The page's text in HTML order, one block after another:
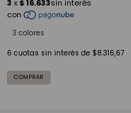
3 colores
6 cuotas sin interés de $8.316,67
COMPRAR